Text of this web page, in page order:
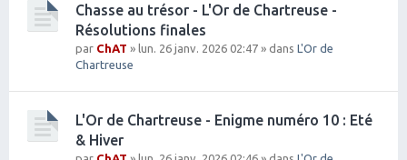
Chasse au trésor - L'Or de Chartreuse -
Résolutions finales
par ChAT » lun. 26 janv. 2026 02:47 » dans L'Or de
Chartreuse
L'Or de Chartreuse - Enigme numéro 10 : Eté
& Hiver